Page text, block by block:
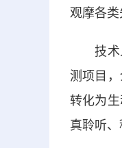
观摩各类
技术人
测项目
转化为
真聆听